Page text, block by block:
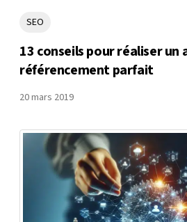
SEO
13 conseils pour réaliser un
référencement parfait
20 mars 2019